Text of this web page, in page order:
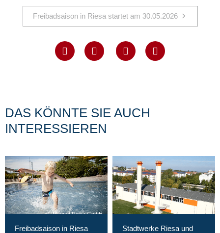
Freibadsaison in Riesa startet am 30.05.2026
DAS KÖNNTE SIE AUCH
INTERESSIEREN
Magnet Riesa GmbH
Freibadsaison in Riesa
Stadtwerke Riesa und